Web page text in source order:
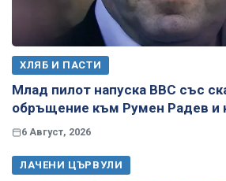
ХЛЯБ И ПАСТИ
Млад пилот напуска ВВС със
обръщение към Румен Радев и
6 Август, 2026
ЛАЧЕНИ ЦЪРВУЛИ